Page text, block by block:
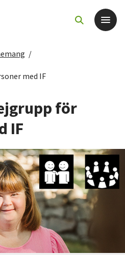
/
med IF
för
IF